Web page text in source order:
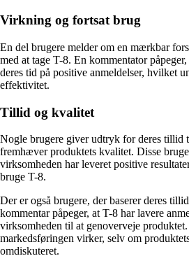
Virkning og fortsat brug
En del brugere melder om en mærkbar
med at tage T-8. En kommentator
deres tid på positive anmeldelser, hvilket
effektivitet.
Tillid og kvalitet
Nogle brugere giver udtryk for deres tillid
fremhæver produktets kvalitet. Disse
virksomheden har leveret positive
bruge T-8.
Der er også brugere, der baserer deres
kommentar påpeger, at T-8 har lavere
virksomheden til at genoverveje
markedsføringen virker, selv om
omdiskuteret.